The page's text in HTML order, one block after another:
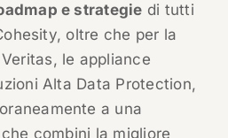
e strategie di tutti
oltre che per la
le appliance
Alta Data Protection,
a una
combini la migliore